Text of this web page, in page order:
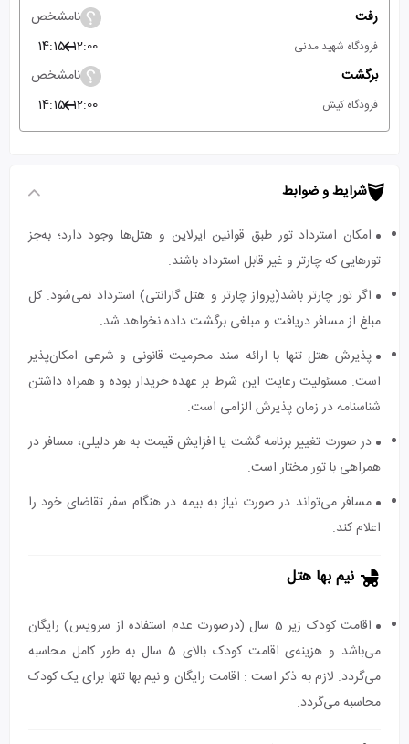
رفت نامشخص
فرودگاه شهید مدنی 12:00
14:15
برگشت
نامشخص
فرودگاه کیش 12:00
14:15
شرایط و ضوابط
امکان استرداد تور طبق قوانین ایرلاین و هتل‌ها وجود دارد؛ به‌جز
تورهایی که چارتر و غیر قابل استرداد باشند.
اگر تور چارتر باشد(پرواز چارتر و هتل گارانتی) استرداد نمی‌شود. کل
مبلغ از مسافر دریافت و مبلغی برگشت داده نخواهد شد.
پذیرش هتل تنها با ارائه سند محرمیت قانونی و شرعی امکان‌پذیر
است. مسئولیت رعایت این شرط بر عهده خریدار بوده و همراه داشتن
شناسنامه در زمان پذیرش الزامی است.
در صورت تغییر برنامه گشت یا افزایش قیمت به هر دلیلی، مسافر در
همراهی با تور مختار است.
مسافر می‌تواند در صورت نیاز به بیمه در هنگام سفر تقاضای خود را
اعلام کند.
نیم بها هتل
اقامت کودک زیر 5 سال (درصورت عدم استفاده از سرویس) رایگان
می‌باشد و هزینه‌ی اقامت کودک بالای 5 سال به طور کامل محاسبه
می‌گردد. لازم به ذکر است : اقامت رایگان و نیم بها تنها برای یک کودک
محاسبه می‌گردد.